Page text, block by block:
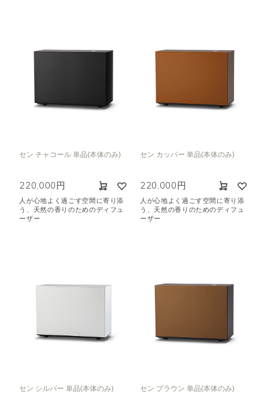
拡散範囲で絞り込む ※一つお選びください
4～8畳
セン チャコール 単品(本体のみ)
220,000円
人が心地よく過ごす空間に寄り添
う、天然の香りのためのディフュ
ーザー
セン カッパー 単品(本体のみ)
220,000円
人が心地よく過ごす空間に寄り添
う、天然の香りのためのディフュ
ーザー
セン シルバー 単品(本体のみ) セン ブラウン 単品(本体のみ)